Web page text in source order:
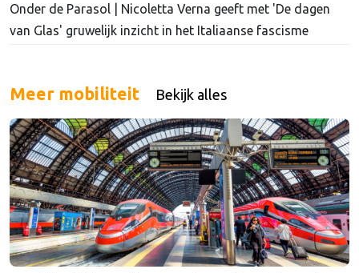
Onder de Parasol | Nicoletta Verna geeft met 'De dagen
van Glas' gruwelijk inzicht in het Italiaanse fascisme
Meer mobiliteit Bekijk alles